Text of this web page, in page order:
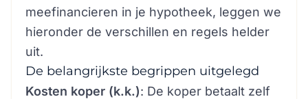
meefinancieren in je hypotheek, leggen we
hieronder de verschillen en regels helder
uit.
De belangrijkste begrippen uitgelegd
Kosten koper (k.k.): De koper betaalt zelf